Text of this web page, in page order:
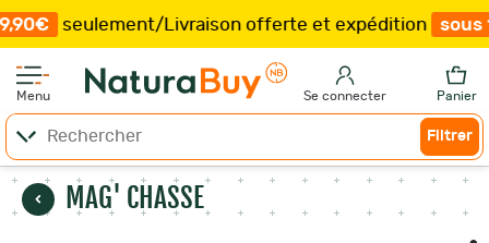
/Livraison offerte et expédition sous 15 jours /
Menu Se connecter Panier
Filtrer
MAG' CHASSE